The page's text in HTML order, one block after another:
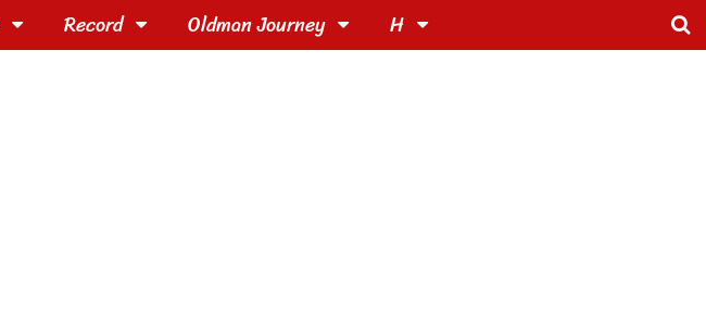
Record Oldman Journey H